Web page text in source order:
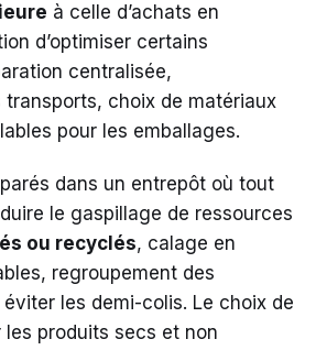
à celle d’achats en
d’optimiser certains
centralisée,
transports, choix de matériaux
pour les emballages.
dans un entrepôt où tout
le gaspillage de ressources
ou recyclés, calage en
regroupement des
les demi-colis. Le choix de
produits secs et non